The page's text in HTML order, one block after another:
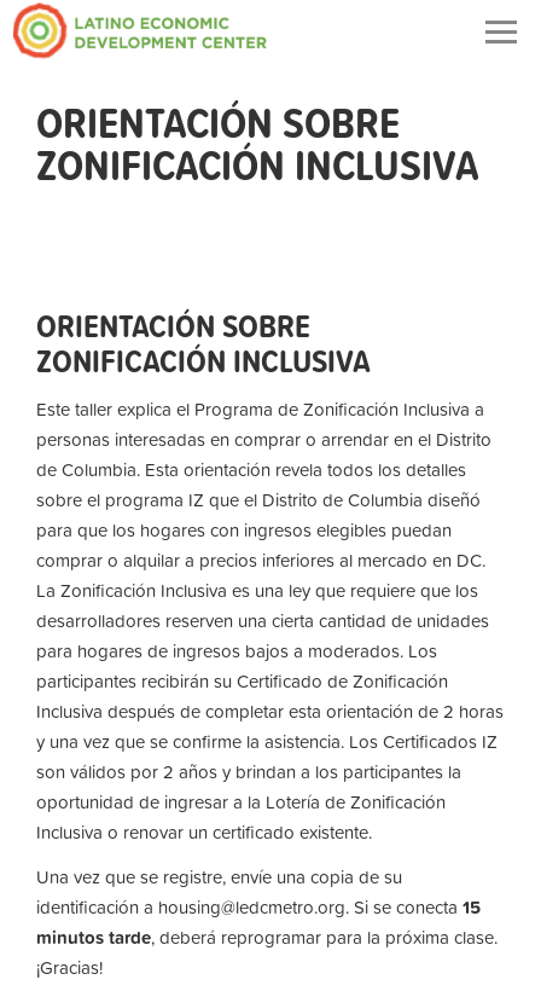
ORIENTACIÓN SOBRE
ZONIFICACIÓN INCLUSIVA
ORIENTACIÓN SOBRE
ZONIFICACIÓN INCLUSIVA
Este taller explica el Programa de Zonificación Inclusiva a
personas interesadas en comprar o arrendar en el Distrito
de Columbia. Esta orientación revela todos los detalles
sobre el programa IZ que el Distrito de Columbia diseñó
para que los hogares con ingresos elegibles puedan
comprar o alquilar a precios inferiores al mercado en DC.
La Zonificación Inclusiva es una ley que requiere que los
desarrolladores reserven una cierta cantidad de unidades
para hogares de ingresos bajos a moderados. Los
participantes recibirán su Certificado de Zonificación
Inclusiva después de completar esta orientación de 2 horas
y una vez que se confirme la asistencia. Los Certificados IZ
son válidos por 2 años y brindan a los participantes la
oportunidad de ingresar a la Lotería de Zonificación
Inclusiva o renovar un certificado existente.
Una vez que se registre, envíe una copia de su
identificación a housing@ledcmetro.org. Si se conecta 15
minutos tarde, deberá reprogramar para la próxima clase.
¡Gracias!